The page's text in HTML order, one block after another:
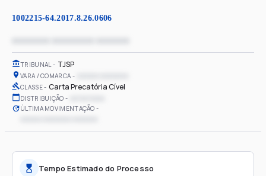
1002215-64.2017.8.26.0606
TRIBUNAL TJSP
VARA / COMARCA
CLASSE Carta Precatória Cível
DISTRIBUIÇÃO
ÚLTIMA MOVIMENTAÇÃO
Tempo Estimado do Processo